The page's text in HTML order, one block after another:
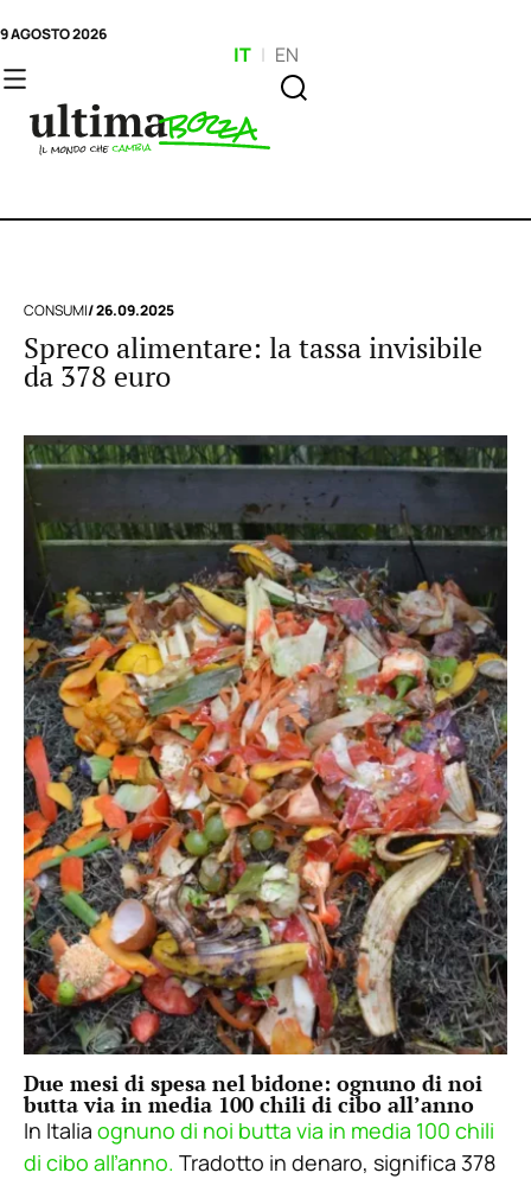
9 AGOSTO 2026
IT | EN
CONSUMI/ 26.09.2025
Spreco alimentare: la tassa invisibile
da 378 euro
Due mesi di spesa nel bidone: ognuno di noi
butta via in media 100 chili di cibo all’anno
In Italia ognuno di noi butta via in media 100 chili
di cibo all’anno. Tradotto in denaro, significa 378